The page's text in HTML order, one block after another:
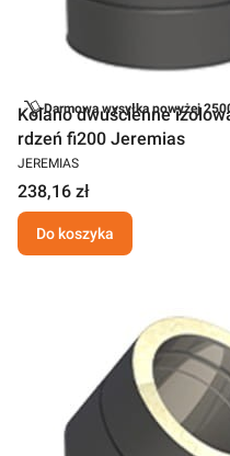
Darmowa wysyłka powyżej
Kolano dwuścienne
rdzeń fi200 Jeremias
JEREMIAS
238,16 zł
Do koszyka